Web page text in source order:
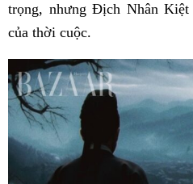
trọng, nhưng Địch Nhân
của thời cuộc.